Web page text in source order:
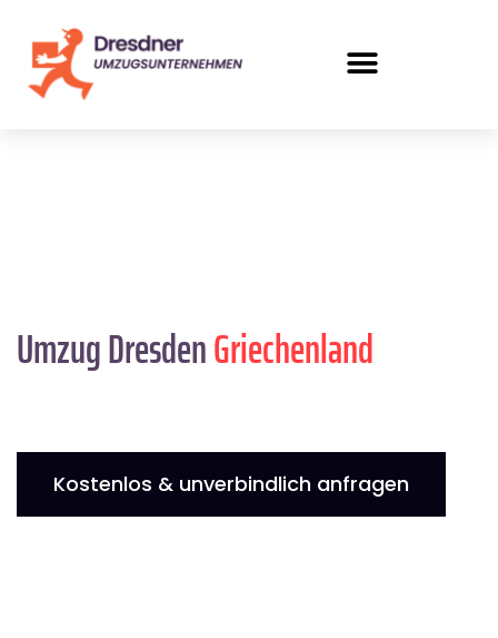
Umzug DresdenGriechenland
Kostenlos & unverbindlich anfragen